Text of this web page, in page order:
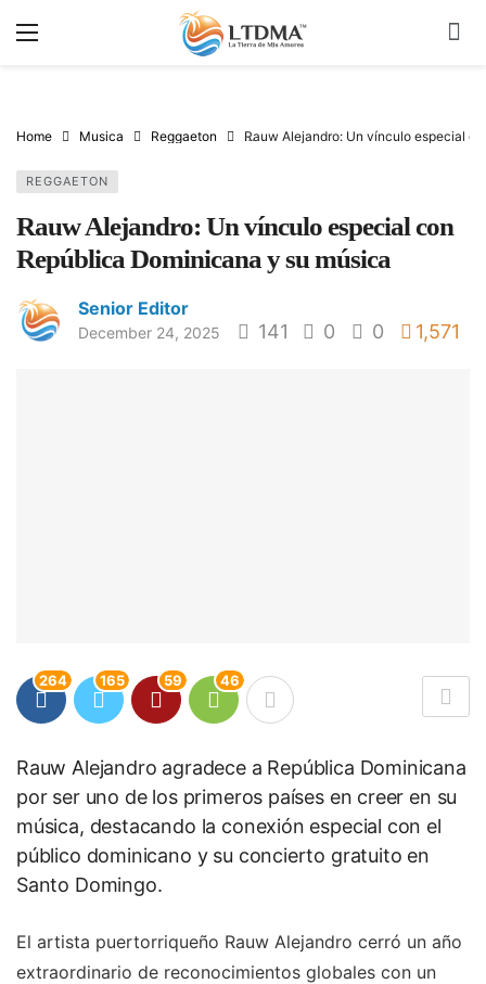
Home Musica Reggaeton Rauw Alejandro: Un vínculo especial
REGGAETON
Rauw Alejandro: Un vínculo especial con
República Dominicana y su música
Senior Editor
December 24, 2025 141 0 0 1,571
264 165 59 46
Rauw Alejandro agradece a República Dominicana
por ser uno de los primeros países en creer en su
música, destacando la conexión especial con el
público dominicano y su concierto gratuito en
Santo Domingo.
El artista puertorriqueño Rauw Alejandro cerró un año
extraordinario de reconocimientos globales con un